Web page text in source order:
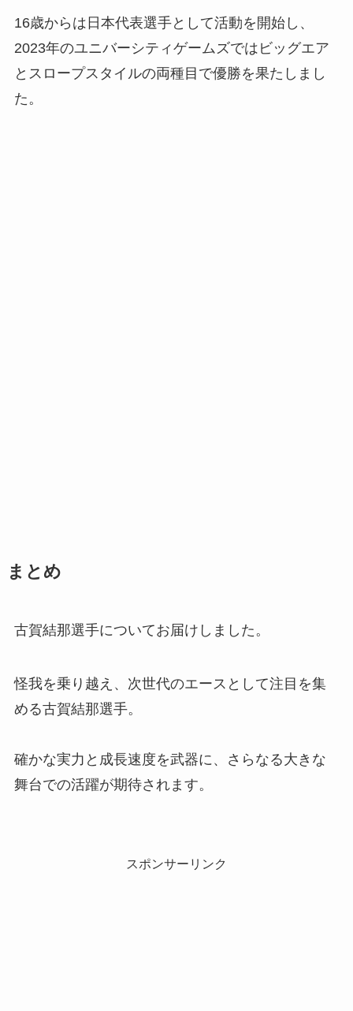
16歳からは日本代表選手として活動を開始し、
2023年のユニバーシティゲームズではビッグエア
とスロープスタイルの両種目で優勝を果たしまし
た。
まとめ
古賀結那選手についてお届けしました。
怪我を乗り越え、次世代のエースとして注目を集
める古賀結那選手。
確かな実力と成長速度を武器に、さらなる大きな
舞台での活躍が期待されます。
スポンサーリンク